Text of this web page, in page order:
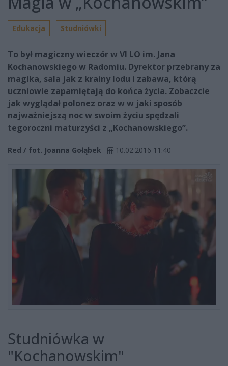
Edukacja Studniówki
To był magiczny wieczór w VI LO im. Jana
Kochanowskiego w Radomiu. Dyrektor przebrany za
magika, sala jak z krainy lodu i zabawa, którą
uczniowie zapamiętają do końca życia. Zobaczcie
jak wyglądał polonez oraz w w jaki sposób
najważniejszą noc w swoim życiu spędzali
tegoroczni maturzyści z „Kochanowskiego”.
Red / fot. Joanna Gołąbek 10.02.2016 11:40
Studniówka w
"Kochanowskim"